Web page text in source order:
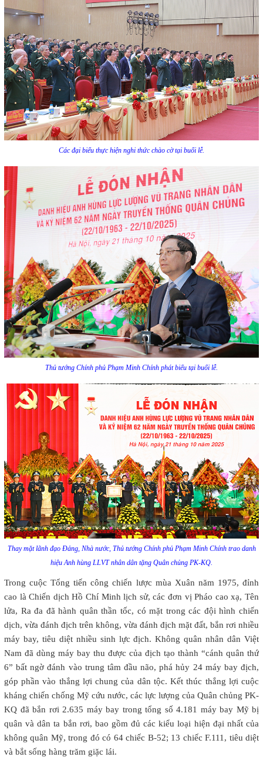
Các đại biểu thực hiện nghi thức chào cờ tại buổi lễ.
Thủ tướng Chính phủ Phạm Minh Chính phát biểu tại buổi lễ.
Thay mặt lãnh đạo Đảng, Nhà nước, Thủ tướng Chính phủ Phạm Minh Chính trao danh
hiệu Anh hùng LLVT nhân dân tặng Quân chủng PK-KQ.
Trong cuộc Tổng tiến công chiến lược mùa Xuân năm 1975, đỉnh
cao là Chiến dịch Hồ Chí Minh lịch sử, các đơn vị Pháo cao xạ, Tên
lửa, Ra đa đã hành quân thần tốc, có mặt trong các đội hình chiến
dịch, vừa đánh địch trên không, vừa đánh địch mặt đất, bắn rơi nhiều
máy bay, tiêu diệt nhiều sinh lực địch. Không quân nhân dân Việt
Nam đã dùng máy bay thu được của địch tạo thành “cánh quân thứ
6” bất ngờ đánh vào trung tâm đầu não, phá hủy 24 máy bay địch,
góp phần vào thắng lợi chung của dân tộc. Kết thúc thắng lợi cuộc
kháng chiến chống Mỹ cứu nước, các lực lượng của Quân chủng PK-
KQ đã bắn rơi 2.635 máy bay trong tổng số 4.181 máy bay Mỹ bị
quân và dân ta bắn rơi, bao gồm đủ các kiểu loại hiện đại nhất của
không quân Mỹ, trong đó có 64 chiếc B-52; 13 chiếc F.111, tiêu diệt
và bắt sống hàng trăm giặc lái.